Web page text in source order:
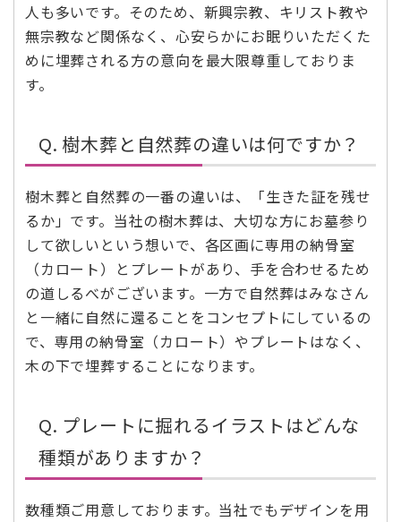
人も多いです。そのため、新興宗教、キリスト教や
無宗教など関係なく、心安らかにお眠りいただくた
めに埋葬される方の意向を最大限尊重しておりま
す。
Q. 樹木葬と自然葬の違いは何ですか？
樹木葬と自然葬の一番の違いは、「生きた証を残せ
るか」です。当社の樹木葬は、大切な方にお墓参り
して欲しいという想いで、各区画に専用の納骨室
（カロート）とプレートがあり、手を合わせるため
の道しるべがございます。一方で自然葬はみなさん
と一緒に自然に還ることをコンセプトにしているの
で、専用の納骨室（カロート）やプレートはなく、
木の下で埋葬することになります。
Q. プレートに掘れるイラストはどんな
種類がありますか？
数種類ご用意しております。当社でもデザインを用